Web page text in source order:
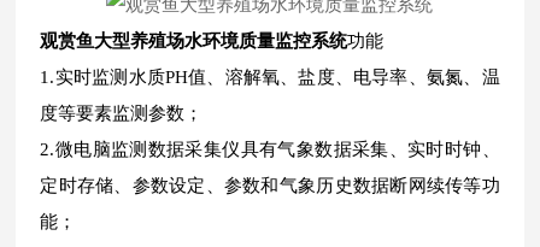
观赏鱼大型养殖场水环境质量监控系统功能
1.实时监测水质PH值、溶解氧、盐度、电导率、氨氮、温
度等要素监测参数；
2.微电脑监测数据采集仪具有气象数据采集、实时时钟、
定时存储、参数设定、参数和气象历史数据断网续传等功
能；